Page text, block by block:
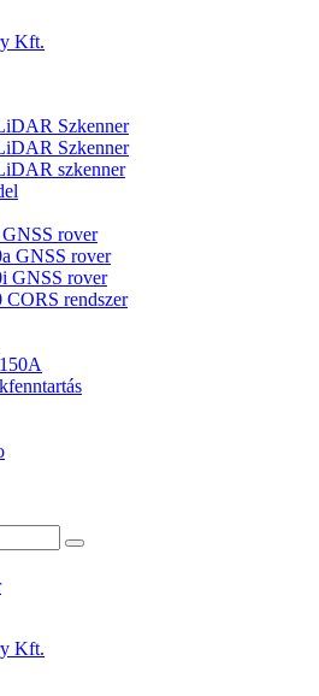
Szkenner
Szkenner
szkenner
rover
GNSS rover
GNSS rover
rendszer